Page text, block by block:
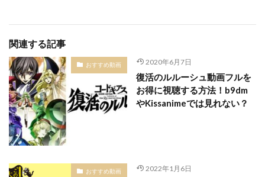
関連する記事
おすすめ動画 2020年6月7日
復活のルルーシュ動画フルを
お得に視聴する方法！b9dm
やKissanimeでは見れない？
おすすめ動画 2022年1月6日